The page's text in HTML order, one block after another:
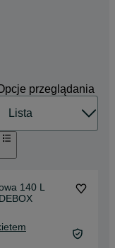
przeglądania
140 L